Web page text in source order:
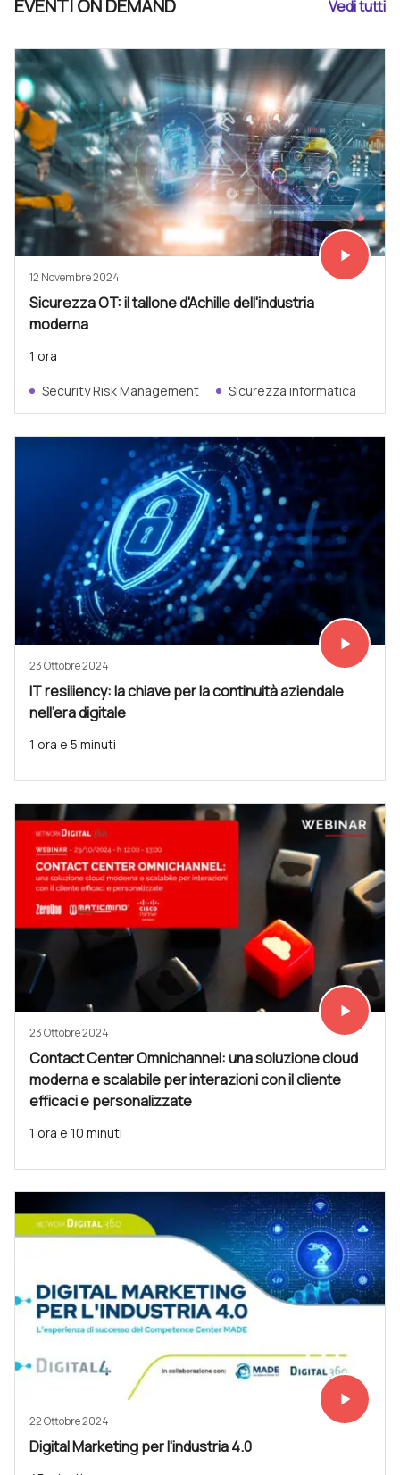
EVENTI ON DEMAND Vedi tutti
Vedi subito
play_arrow
12 Novembre 2024
Sicurezza OT: il tallone d'Achille dell'industria
moderna
1 ora
Security Risk Management Sicurezza informatica
Vedi subito
play_arrow
23 Ottobre 2024
IT resiliency: la chiave per la continuità aziendale
nell'era digitale
1 ora e 5 minuti
Vedi subito
play_arrow
23 Ottobre 2024
Contact Center Omnichannel: una soluzione cloud
moderna e scalabile per interazioni con il cliente
efficaci e personalizzate
1 ora e 10 minuti
Vedi subito
play_arrow
22 Ottobre 2024
Digital Marketing per l'industria 4.0